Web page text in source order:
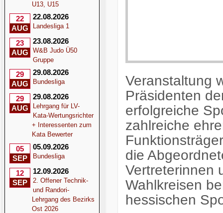
U13, U15
22
AUG
22.08.2026
Landesliga 1
23
AUG
23.08.2026
W&B Judo Ü50
Gruppe
29
AUG
29.08.2026
Bundesliga
29
AUG
29.08.2026
Lehrgang für LV-
Kata-Wertungsrichter
+ Interessenten zum
Kata Bewerter
05
SEP
05.09.2026
Bundesliga
12
SEP
12.09.2026
2. Offener Technik-
und Randori-
Lehrgang des Bezirks
Ost 2026
Veranstaltung
Präsidenten
erfolgreiche
zahlreiche
die
Vertreterinnen
Wahlkreisen
hessischen